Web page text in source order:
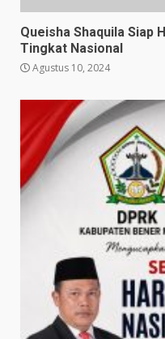
Queisha Shaquila Siap
Tingkat Nasional
Agustus 10, 2024